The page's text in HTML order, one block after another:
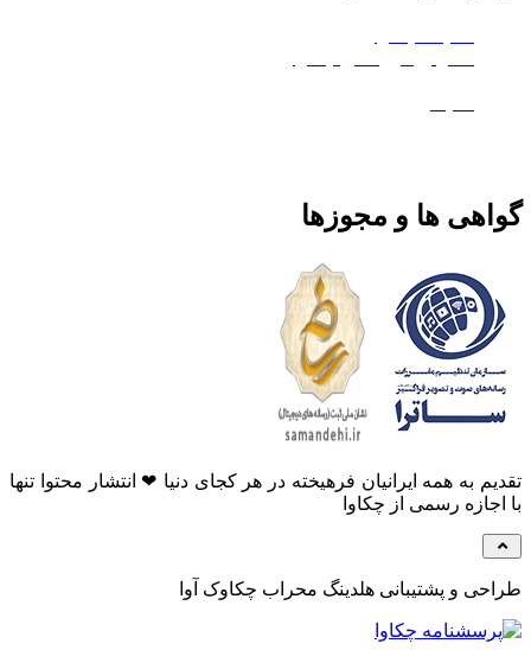
گواهی ها و مجوزها
تقدیم به همه ایرانیان فرهیخته در هر کجای دنیا ❤ انتشار محتوا تنها
با اجازه رسمی از چکاوا
طراحی و پشتیبانی هلدینگ محراب چکاوک آوا